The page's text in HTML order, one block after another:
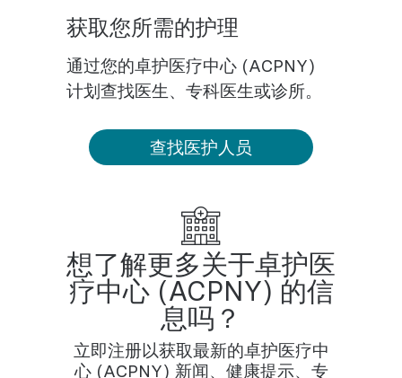
获取您所需的护理
通过您的卓护医疗中心 (ACPNY)
计划查找医生、专科医生或诊所。
查找医护人员
想了解更多关于卓护医
疗中心 (ACPNY) 的信
息吗？
立即注册以获取最新的卓护医疗中
心 (ACPNY) 新闻、健康提示、专